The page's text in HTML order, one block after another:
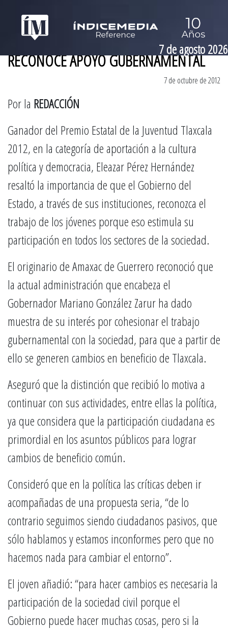
7 de agosto 2026
RECONOCE APOYO GUBERNAMENTAL
7 de octubre de 2012
Por la REDACCIÓN
Ganador del Premio Estatal de la Juventud Tlaxcala
2012, en la categoría de aportación a la cultura
política y democracia, Eleazar Pérez Hernández
resaltó la importancia de que el Gobierno del
Estado, a través de sus instituciones, reconozca el
trabajo de los jóvenes porque eso estimula su
participación en todos los sectores de la sociedad.
El originario de Amaxac de Guerrero reconoció que
la actual administración que encabeza el
Gobernador Mariano González Zarur ha dado
muestra de su interés por cohesionar el trabajo
gubernamental con la sociedad, para que a partir de
ello se generen cambios en beneficio de Tlaxcala.
Aseguró que la distinción que recibió lo motiva a
continuar con sus actividades, entre ellas la política,
ya que considera que la participación ciudadana es
primordial en los asuntos públicos para lograr
cambios de beneficio común.
Consideró que en la política las críticas deben ir
acompañadas de una propuesta seria, “de lo
contrario seguimos siendo ciudadanos pasivos, que
sólo hablamos y estamos inconformes pero que no
hacemos nada para cambiar el entorno”.
El joven añadió: “para hacer cambios es necesaria la
participación de la sociedad civil porque el
Gobierno puede hacer muchas cosas, pero si la